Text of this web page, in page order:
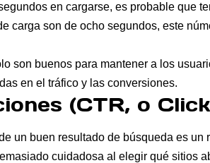
en cargarse, es probable que
carga son de ocho segundos, este
son buenos para mantener a los
en el tráfico y las conversiones.
(CTR, o
un buen resultado de búsqueda es
cuidadosa al elegir qué sitios